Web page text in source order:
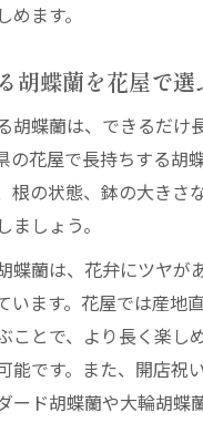
ます。
胡蝶蘭を花屋で選
胡蝶蘭は、できるだけ
の花屋で長持ちする胡
根の状態、鉢の大きさ
ましょう。
蝶蘭は、花弁にツヤが
います。花屋では産地
ことで、より長く楽し
能です。また、開店祝
ード胡蝶蘭や大輪胡蝶